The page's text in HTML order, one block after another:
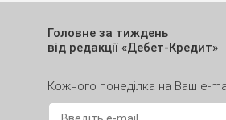
Головне за тиждень
від редакції «Дебет-Кредит»
Кожного понеділка на Ваш e-